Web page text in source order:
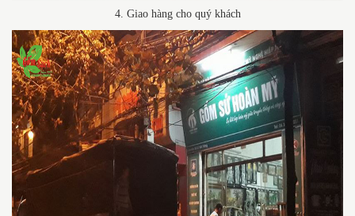
4. Giao hàng cho quý khách